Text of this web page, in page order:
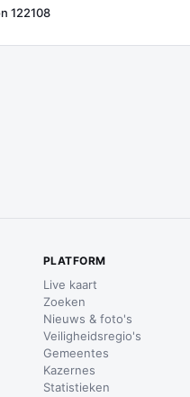
122108
PLATFORM
Live kaart
Zoeken
Nieuws & foto's
Veiligheidsregio's
Gemeentes
Kazernes
Statistieken